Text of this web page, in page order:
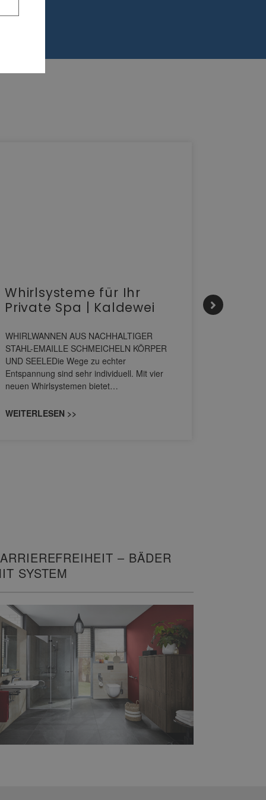
Whirlsysteme für Ihr
Private Spa | Kaldewei
WHIRLWANNEN AUS NACHHALTIGER
STAHL-EMAILLE SCHMEICHELN KÖRPER
UND SEELEDie Wege zu echter
Entspannung sind sehr individuell. Mit vier
neuen Whirlsystemen bietet…
WEITERLESEN >>
– BÄDER
SYSTEM